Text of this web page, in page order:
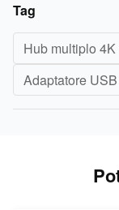
Tag
Hub multiplo
Adaptatore